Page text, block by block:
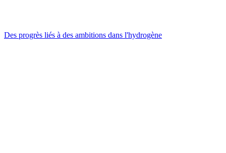
Des progrès liés à des ambitions dans l'hydrogène